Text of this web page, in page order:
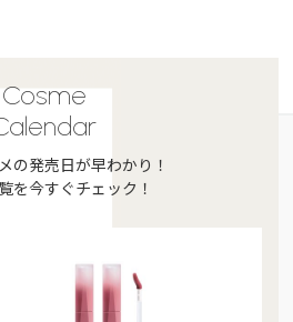
Cosme
の発売日が早わかり！
を今すぐチェック！